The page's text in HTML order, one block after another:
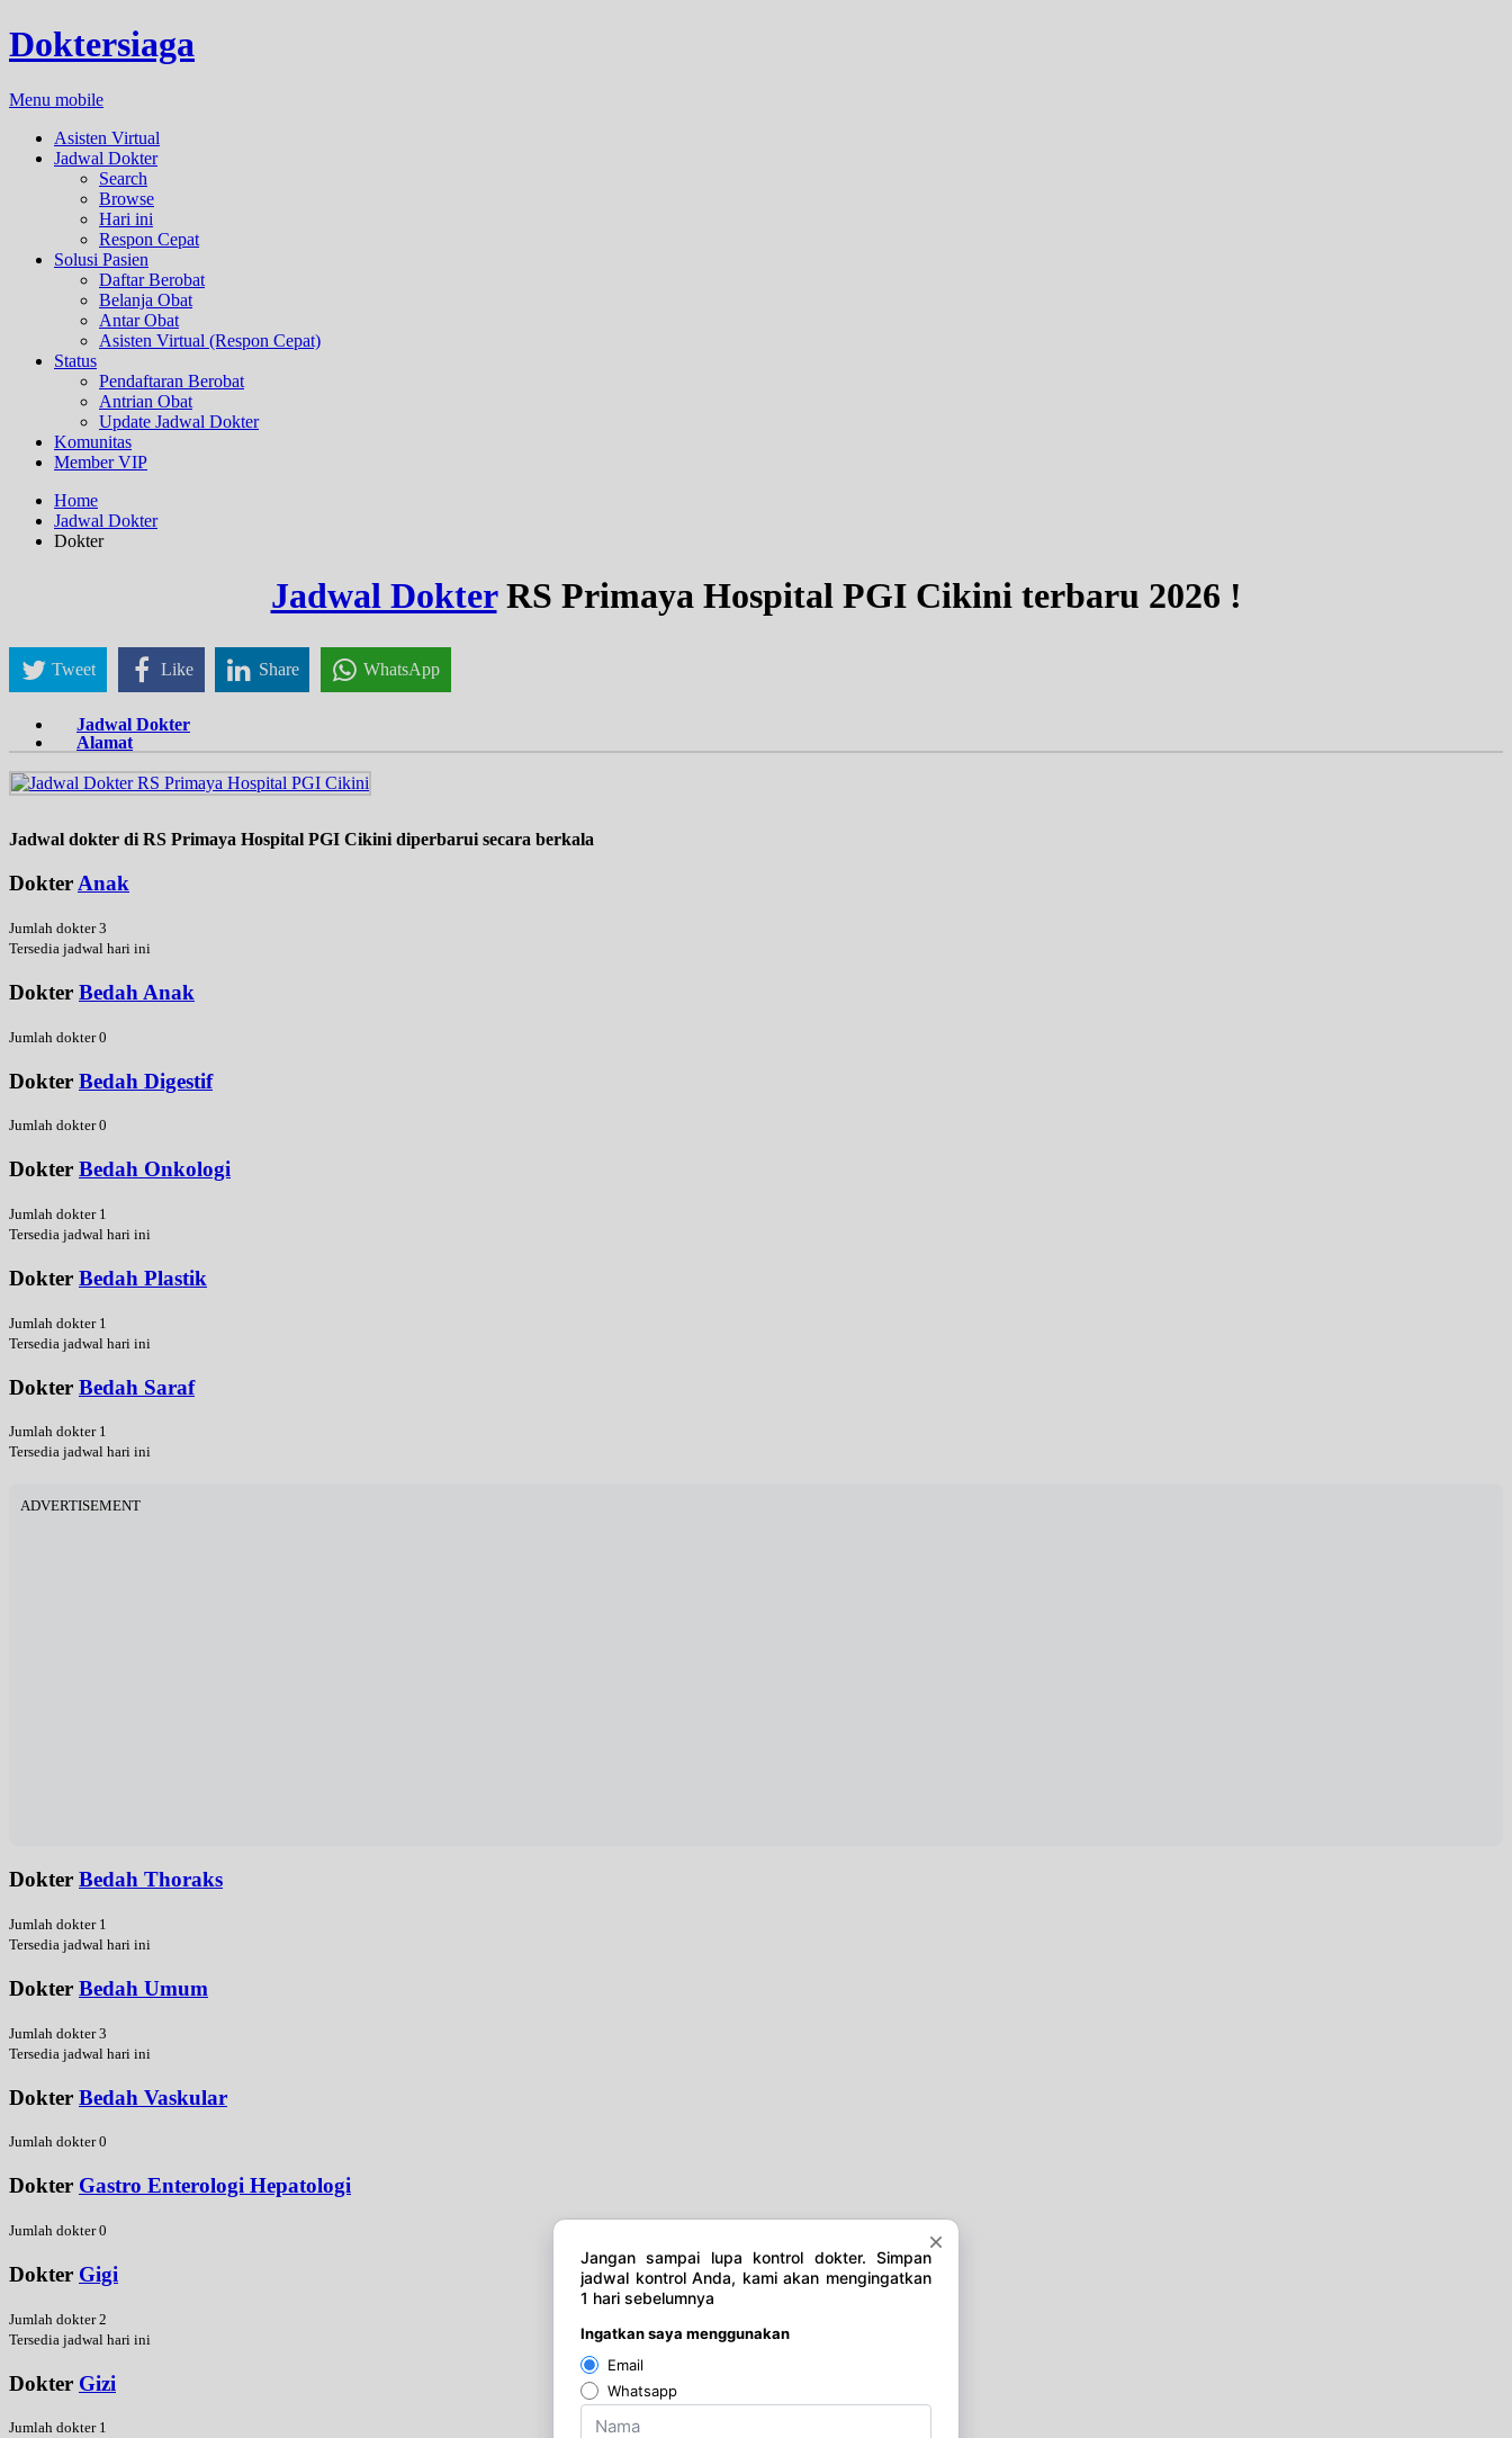
Doktersiaga
Menu mobile
Asisten Virtual
Jadwal Dokter
Search
Browse
Hari ini
Respon Cepat
Solusi Pasien
Daftar Berobat
Belanja Obat
Antar Obat
Asisten Virtual (Respon Cepat)
Status
Pendaftaran Berobat
Antrian Obat
Update Jadwal Dokter
Komunitas
Member VIP
Home
Jadwal Dokter
Dokter
Jadwal DokterRS Primaya Hospital PGI Cikini terbaru 2026 !
Tweet Like Share WhatsApp
Jadwal Dokter
Alamat
Jadwal dokter di RS Primaya Hospital PGI Cikini diperbarui secara berkala
Dokter Anak
Jumlah dokter 3
Tersedia jadwal hari ini
Dokter Bedah Anak
Jumlah dokter 0
Dokter Bedah Digestif
Jumlah dokter 0
Dokter Bedah Onkologi
Jumlah dokter 1
Tersedia jadwal hari ini
Dokter Bedah Plastik
Jumlah dokter 1
Tersedia jadwal hari ini
Dokter Bedah Saraf
Jumlah dokter 1
Tersedia jadwal hari ini
ADVERTISEMENT
Dokter Bedah Thoraks
Jumlah dokter 1
Tersedia jadwal hari ini
Dokter Bedah Umum
Jumlah dokter 3
Tersedia jadwal hari ini
Dokter Bedah Vaskular
Jumlah dokter 0
Dokter Gastro Enterologi Hepatologi
Jumlah dokter 0
Dokter Gigi
Jumlah dokter 2
Tersedia jadwal hari ini
Dokter Gizi
Jumlah dokter 1